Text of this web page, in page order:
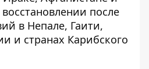
после
в Непале, Гаити,
и странах Карибского